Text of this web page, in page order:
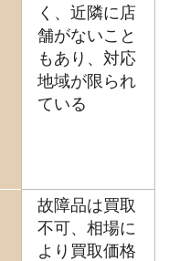
く、近隣に店
舗がないこと
もあり、対応
地域が限られ
ている
故障品は買取
不可、相場に
より買取価格